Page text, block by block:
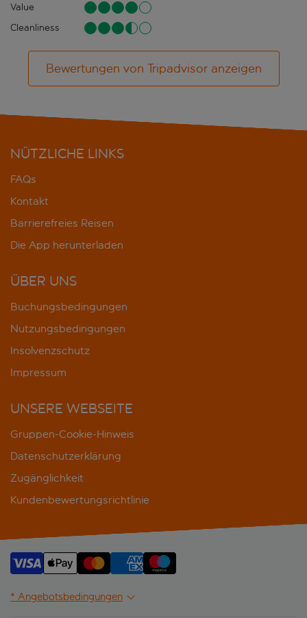
Value
Cleanliness
Bewertungen von Tripadvisor anzeigen
NÜTZLICHE LINKS
FAQs
Kontakt
Barrierefreies Reisen
Die App herunterladen
ÜBER UNS
Buchungsbedingungen
Nutzungsbedingungen
Insolvenzschutz
Impressum
UNSERE WEBSEITE
Gruppen-Cookie-Hinweis
Datenschutzerklärung
Zugänglichkeit
Kundenbewertungsrichtlinie
* Angebotsbedingungen